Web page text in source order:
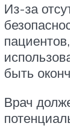
Из-за
быть
Врач